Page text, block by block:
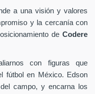
a una visión y valores
y la cercanía con
de Codere
con figuras que
fútbol en México. Edson
campo, y encarna los